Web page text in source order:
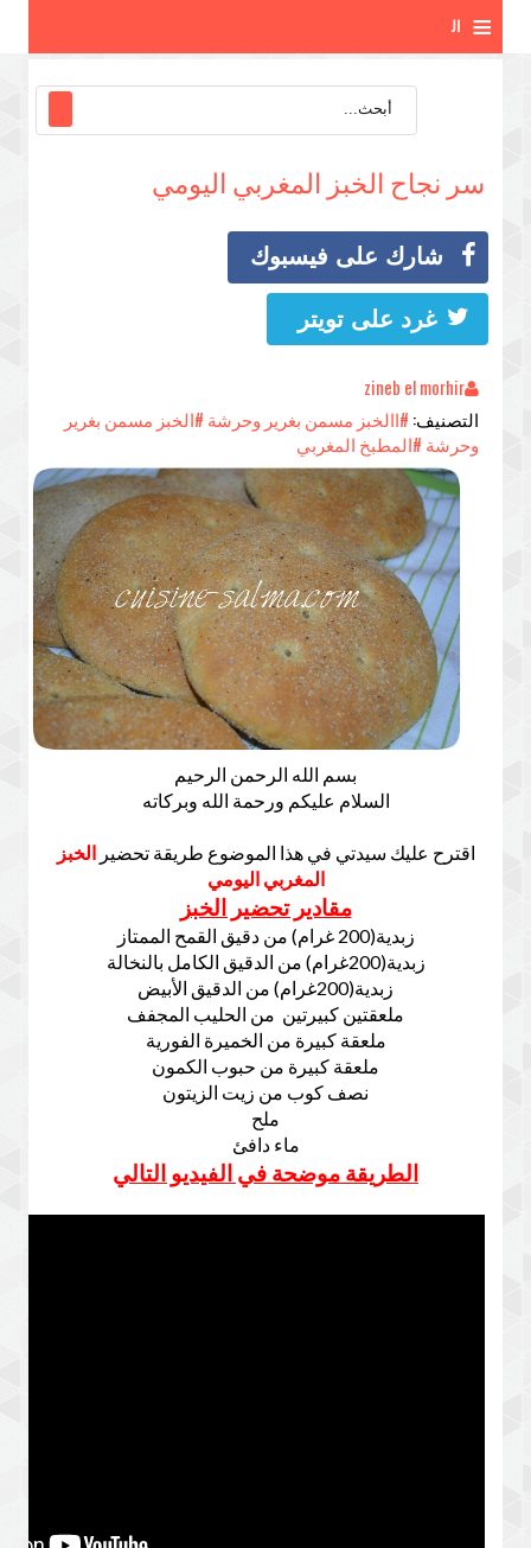
≡ ال
م
سر نجاح الخبز المغربي اليومي
شارك على فيسبوك
غرد على تويتر
zineb el morhir
التصنيف: #االخبز مسمن بغرير وحرشة #الخبز مسمن بغرير
وحرشة #المطبخ المغربي
بسم الله الرحمن الرحيم
السلام عليكم ورحمة الله وبركاته
اقترح عليك سيدتي في هذا الموضوع طريقة تحضير الخبز
المغربي اليومي
مقادير تحضير الخبز
زبدية(200 غرام) من دقيق القمح الممتاز
زبدية(200غرام) من الدقيق الكامل بالنخالة
زبدية(200غرام) من الدقيق الأبيض
ملعقتين كبيرتين من الحليب المجفف
ملعقة كبيرة من الخميرة الفورية
ملعقة كبيرة من حبوب الكمون
نصف كوب من زيت الزيتون
ملح
ماء دافئ
الطريقة موضحة في الفيديو التالي